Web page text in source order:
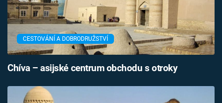
CESTOVÁNÍ A DOBRODRUŽSTVÍ
Chíva – asijské centrum obchodu s otroky